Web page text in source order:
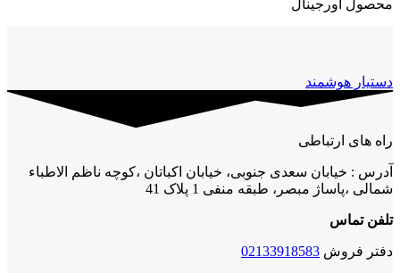
محصول اورجینال
دستیار هوشمند
راه های ارتباطی
آدرس : خیابان سعدی جنوبی، خیابان اکباتان ،کوچه ناظم الاطباء
شمالی ،پاساژ مبصر، طبقه منفی 1 پلاک 41
تلفن تماس
دفتر فروش 02133918583